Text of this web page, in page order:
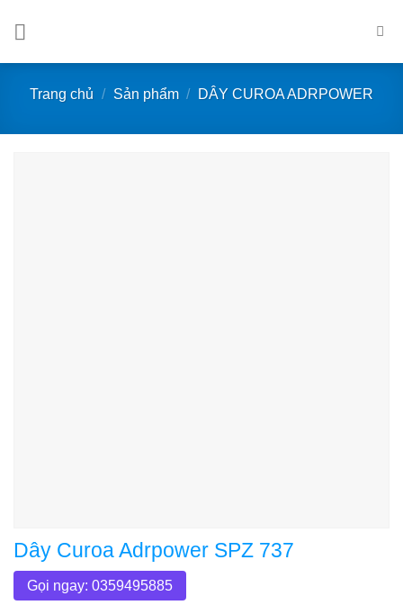
Trang chủ / Sản phẩm / DÂY CUROA ADRPOWER
Dây Curoa Adrpower SPZ 737
Gọi ngay: 0359495885